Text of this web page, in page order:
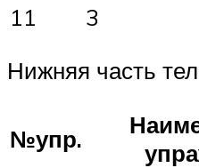
11 3
Нижняя часть
№упр.